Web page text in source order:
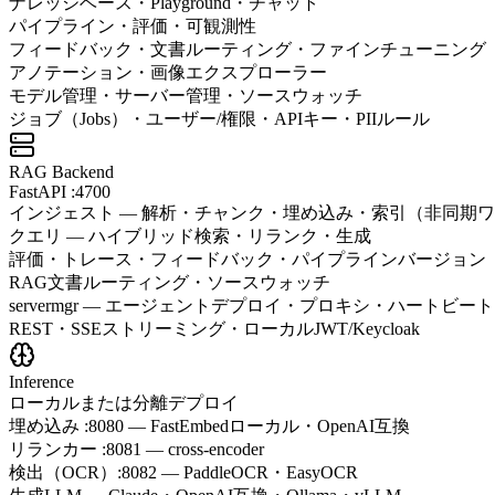
パイプライン・評価・可観測性
フィードバック・文書ルーティング・ファインチューニング
アノテーション・画像エクスプローラー
モデル管理・サーバー管理・ソースウォッチ
ジョブ（Jobs）・ユーザー/権限・APIキー・PIIルール
RAG Backend
FastAPI :4700
インジェスト — 解析・チャンク・埋め込み・索引（非同期ワ
クエリ — ハイブリッド検索・リランク・生成
評価・トレース・フィードバック・パイプラインバージョン
RAG文書ルーティング・ソースウォッチ
servermgr — エージェントデプロイ・プロキシ・ハートビート
REST・SSEストリーミング・ローカルJWT/Keycloak
Inference
ローカルまたは分離デプロイ
埋め込み :8080 — FastEmbedローカル・OpenAI互換
リランカー :8081 — cross-encoder
検出（OCR）:8082 — PaddleOCR・EasyOCR